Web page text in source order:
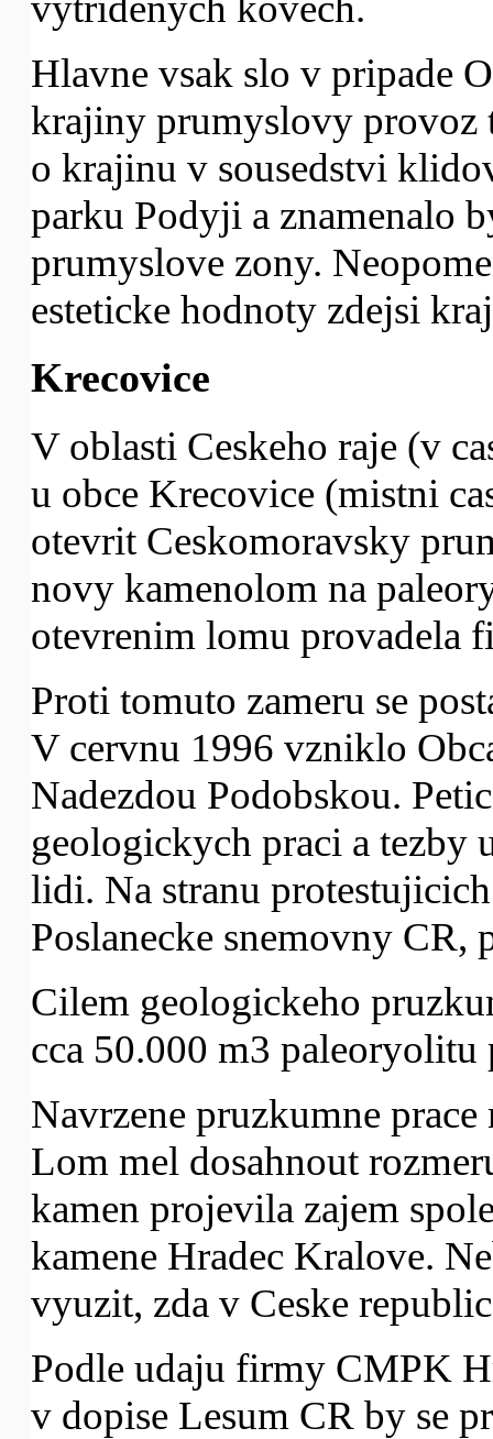
Hlavne vsak slo v pripade
krajiny prumyslovy provoz
o krajinu v sousedstvi
parku Podyji a znamenalo
prumyslove zony.
esteticke hodnoty zdejsi
Krecovice
V oblasti Ceskeho raje (v
u obce Krecovice (mistni
otevrit Ceskomoravsky
novy kamenolom na
otevrenim lomu provadela
Proti tomuto zameru se
V cervnu 1996 vzniklo
Nadezdou Podobskou.
geologickych praci a tezby
lidi. Na stranu
Poslanecke snemovny CR,
Cilem geologickeho
cca 50.000 m3 paleoryolitu
Navrzene pruzkumne
Lom mel dosahnout
kamen projevila zajem
kamene Hradec Kralove.
vyuzit, zda v Ceske
Podle udaju firmy CMPK
v dopise Lesum CR by se